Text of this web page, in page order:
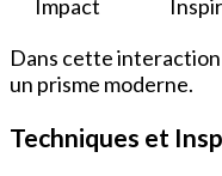
Impact
Dans cette interaction
un prisme moderne.
Techniques et